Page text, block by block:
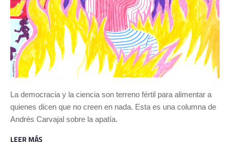
La democracia y la ciencia son terreno fértil para alimentar a
quienes dicen que no creen en nada. Esta es una columna de
Andrés Carvajal sobre la apatía.
LEER MÁS